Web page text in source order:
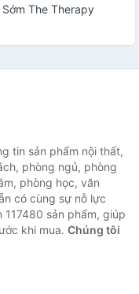
The Therapy
tin sản phẩm nội thất,
phòng ngủ, phòng
phòng học, văn
có cùng sự nỗ lực
sản phẩm, giúp
khi mua. Chúng tôi